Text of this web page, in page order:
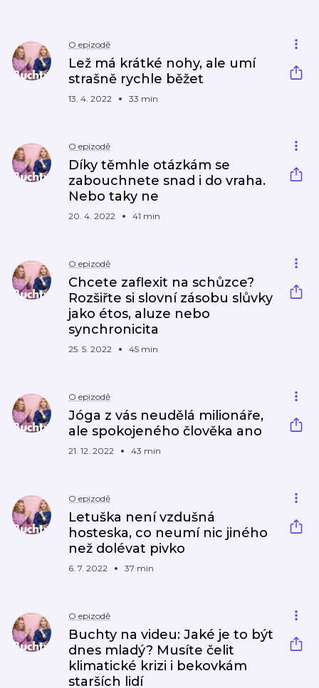
O epizodě
Lež má krátké nohy, ale umí
strašně rychle běžet
13. 4. 2022 33 min
O epizodě
Díky těmhle otázkám se
zabouchnete snad i do vraha.
Nebo taky ne
20. 4. 2022 41 min
O epizodě
Chcete zaflexit na schůzce?
Rozšiřte si slovní zásobu slůvky
jako étos, aluze nebo
synchronicita
25. 5. 2022 45 min
O epizodě
Jóga z vás neudělá milionáře,
ale spokojeného člověka ano
21. 12. 2022 43 min
O epizodě
Letuška není vzdušná
hosteska, co neumí nic jiného
než dolévat pivko
6. 7. 2022 37 min
O epizodě
Buchty na videu: Jaké je to být
dnes mladý? Musíte čelit
klimatické krizi i bekovkám
starších lidí